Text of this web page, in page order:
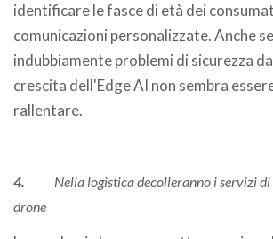
identificare le fasce di età dei
comunicazioni personalizzate. Anche
indubbiamente problemi di sicurezza
crescita dell'Edge AI non sembra
rallentare.
4.
Nella logistica decolleranno i servizi di
drone